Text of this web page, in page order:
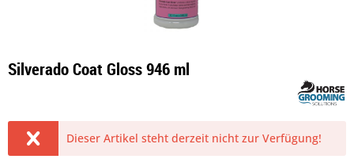
Silverado Coat Gloss 946 ml
Dieser Artikel steht derzeit nicht zur Verfügung!